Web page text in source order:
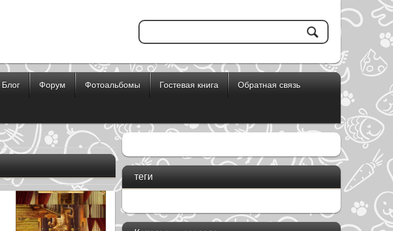
Блог Форум Фотоальбомы Гостевая книга Обратная связь
теги